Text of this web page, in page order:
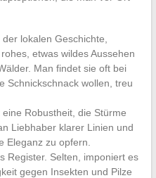
lokalen Geschichte,
etwas wildes Aussehen
Man findet sie oft bei
Schnickschnack wollen, treu
Robustheit, die Stürme
Liebhaber klarer Linien und
Eleganz zu opfern.
Register. Selten, imponiert es
gegen Insekten und Pilze